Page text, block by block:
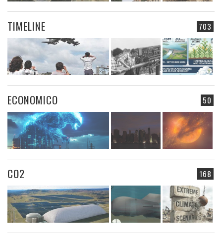
703
TIMELINE
50
ECONOMICO
168
CO2